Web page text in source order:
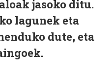
jasoko ditu.
lagunek eta
dute, eta